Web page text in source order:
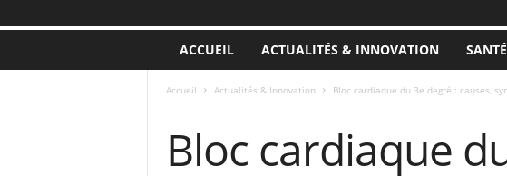
ACCUEIL ACTUALITÉS & INNOVATION
Accueil Actualités & Innovation Bloc cardiaque du 3e degré : causes,
Bloc cardiaque